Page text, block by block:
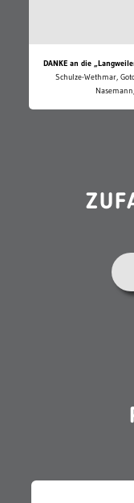
DANKE an die
Schulze-Wethmar,